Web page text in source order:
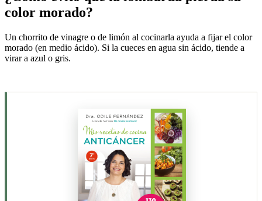
color morado?
Un chorrito de vinagre o de limón al cocinarla ayuda a fijar el color
morado (en medio ácido). Si la cueces en agua sin ácido, tiende a
virar a azul o gris.